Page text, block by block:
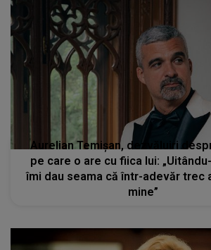
Aurelian Temișan, dezvăluiri
pe care o are cu fiica lui:
îmi dau seama că într-adevăr trec
mine”